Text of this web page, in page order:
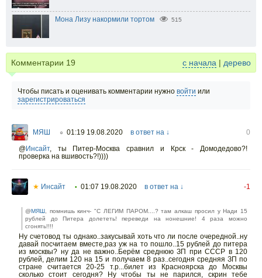
Мона Лизу накормили тортом 515
Комментарии 19 с начала | дерево
Чтобы писать и оценивать комментарии нужно войти или
зарегистрироваться
МЯШ ○ 01:19 19.08.2020 в ответ на ↓
0
@Инсайт, ты Питер-Москва сравнил и Крск - Домодедово?!
проверка на вшивость?!))))
★ Инсайт • 01:07 19.08.2020 в ответ на ↓ -1
@МЯШ, помнишь кинч- "С ЛЕГИМ ПАРОМ....? там алкаш просил у Нади 15
рублей до Питера долететь! переведи на нонешние! 4 раза можно
сгонять!!!!
Ну счетовод ты однако..закусывай хоть что ли после очередной..ну
давай посчитаем вместе,раз уж на то пошло..15 рублей до питера
из москвы? ну да не важно..Берём среднюю ЗП при СССР в 120
рублей, делим 120 на 15 и получаем 8 раз..сегодня средняя ЗП по
стране считается 20-25 т.р...билет из Красноярска до Москвы
сколько стоит сегодня? Ну чтобы ты не парился, скрин тебе